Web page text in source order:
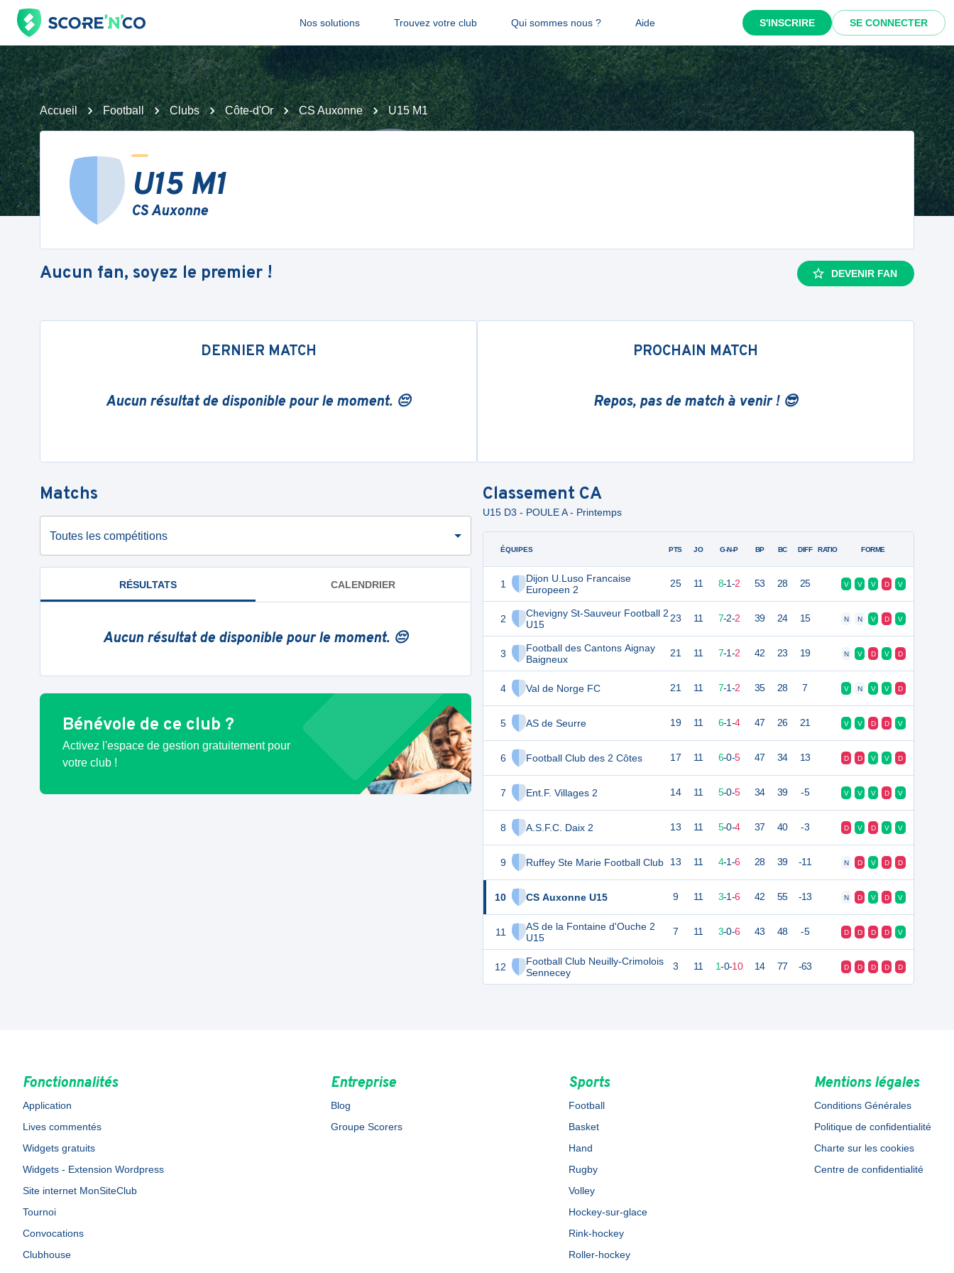
Nos solutions Trouvez votre club Qui sommes nous ? Aide S'INSCRIRE SE CONNECTER
Accueil Football Clubs Côte-d'Or CS Auxonne U15 M1
U15 M1
CS Auxonne
Aucun fan, soyez le premier ! DEVENIR FAN
DERNIER MATCH
Aucun résultat de disponible pour le moment. 😔
PROCHAIN MATCH
Repos, pas de match à venir ! 😎
Matchs
Toutes les compétitions
RÉSULTATS CALENDRIER
Aucun résultat de disponible pour le moment. 😔
Bénévole de ce club ?
Activez l'espace de gestion gratuitement pour
votre club !
Classement CA
U15 D3 - POULE A - Printemps
ÉQUIPES
1
Dijon U.Luso Francaise
Europeen 2
2
Chevigny St-Sauveur Football 2
U15
3
Football des Cantons Aignay
Baigneux
4 Val de Norge FC
5 AS de Seurre
6 Football Club des 2 Côtes
7 Ent.F. Villages 2
8 A.S.F.C. Daix 2
9 Ruffey Ste Marie Football Club
10 CS Auxonne U15
11
AS de la Fontaine d'Ouche 2
U15
12
Football Club Neuilly-Crimolois
Sennecey
PTS JO G-N-P BP BC DIFF RATIO FORME
25 11 8-1-2 53 28 25 V V V D V
23 11 7-2-2 39 24 15 N N V D V
21 11 7-1-2 42 23 19 N V D V D
21 11 7-1-2 35 28 7 V N V V D
19 11 6-1-4 47 26 21 V V D D V
17 11 6-0-5 47 34 13 D D V V D
14 11 5-0-5 34 39 -5 V V V D V
13 11 5-0-4 37 40 -3 D V D V V
13 11 4-1-6 28 39 -11 N D V D D
9 11 3-1-6 42 55 -13 N D V D V
7 11 3-0-6 43 48 -5 D D D D V
3 11 1-0-10 14 77 -63 D D D D D
Fonctionnalités
Application
Lives commentés
Widgets gratuits
Widgets - Extension Wordpress
Site internet MonSiteClub
Tournoi
Convocations
Clubhouse
Entreprise
Blog
Groupe Scorers
Sports
Football
Basket
Hand
Rugby
Volley
Hockey-sur-glace
Rink-hockey
Roller-hockey
Mentions légales
Conditions Générales
Politique de confidentialité
Charte sur les cookies
Centre de confidentialité